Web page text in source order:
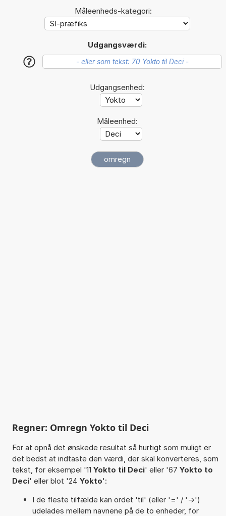
Måleenheds-kategori:
Udgangsværdi:
?
Udgangsenhed:
Måleenhed:
Regner: Omregn Yokto til Deci
For at opnå det ønskede resultat så hurtigt som muligt er
det bedst at indtaste den værdi, der skal konverteres, som
tekst, for eksempel '11 Yokto til Deci' eller '67 Yokto to
Deci' eller blot '24 Yokto':
I de fleste tilfælde kan ordet 'til' (eller '=' / '->')
udelades mellem navnene på de to enheder, for